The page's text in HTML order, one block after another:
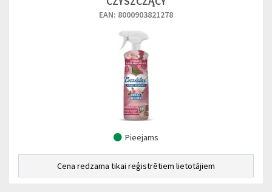
EAN: 8000903821278
Pieejams
Cena redzama tikai reģistrētiem lietotājiem